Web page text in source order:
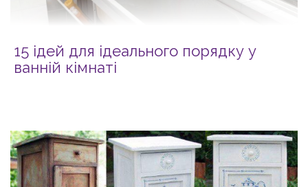
15 ідей для ідеального порядку у
ванній кімнаті